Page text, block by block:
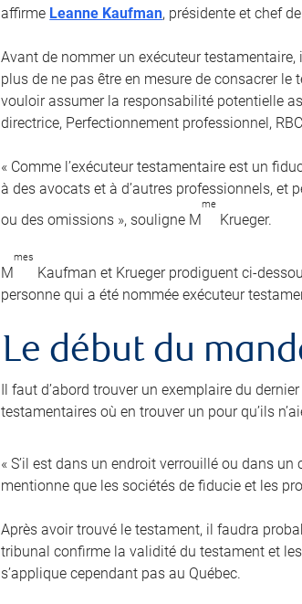
affirme Leanne Kaufman, présidente et chef
Avant de nommer un exécuteur testamentaire,
plus de ne pas être en mesure de consacrer
vouloir assumer la responsabilité potentielle
directrice, Perfectionnement professionnel,
« Comme l’exécuteur testamentaire est un
à des avocats et à d’autres professionnels, et
ou des omissions », souligne M
me
Krueger.
M
mes
Kaufman et Krueger prodiguent ci-
personne qui a été nommée exécuteur
Le début du
Il faut d’abord trouver un exemplaire du
testamentaires où en trouver un pour qu’ils
« S’il est dans un endroit verrouillé ou dans un
mentionne que les sociétés de fiducie et les
Après avoir trouvé le testament, il faudra
tribunal confirme la validité du testament et
s’applique cependant pas au Québec.